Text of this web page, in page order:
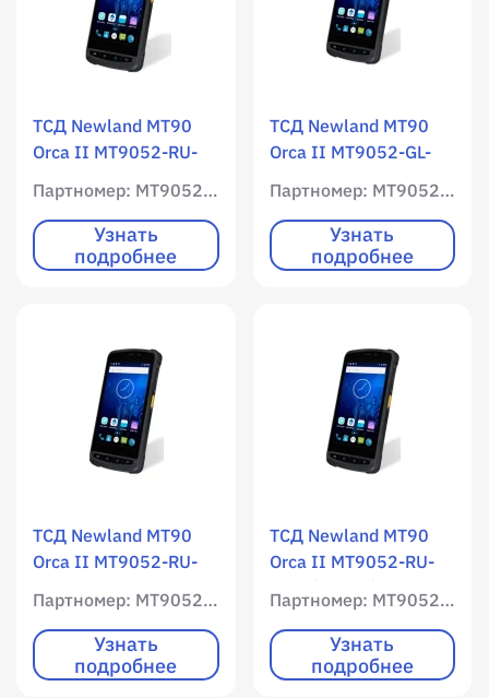
ТСД Newland MT90
Orca II MT9052-RU-
Мобильный интернет
/ 2000 RAM / 16000
ROM / Цветной экран
(фотосканер) / 1D /
2D / фотокамера /
Android 8.1
Партномер: MT9052-RU-2WE
Узнать
подробнее
ТСД Newland MT90
Orca II MT9052-GL-
Мобильный интернет
/ 2000 RAM / 16000
ROM / Цветной экран
(фотосканер) / 1D /
2D / фотокамера /
Android 8.1 / с
чехлом, адаптером
питания и USB
Партномер: MT9052-GL-2WE
Узнать
подробнее
ТСД Newland MT90
Orca II MT9052-RU-
2WE-C demo / WLAN /
Мобильный интернет
/ 2000 RAM / 16000
ROM / Цветной экран
Партномер: MT9052-RU-2WE-C DEMO
Узнать
подробнее
ТСД Newland MT90
Orca II MT9052-RU-
2WE (project) / WLAN /
Мобильный интернет
/ 2000 RAM / 16000
ROM / Цветной экран
Партномер: MT9052-RU-2WE (PROJECT)
Узнать
подробнее